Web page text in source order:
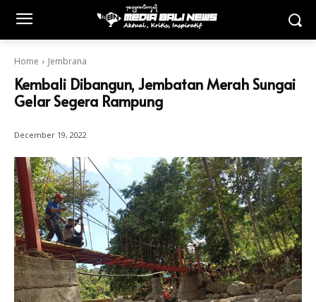
Home Jembrana
Kembali Dibangun, Jembatan Merah Sungai
Gelar Segera Rampung
December 19, 2022